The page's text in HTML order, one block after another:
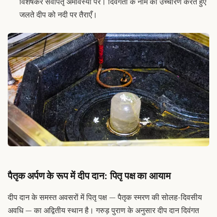
जलते दीप को नदी पर तैराएँ।
पैतृक अर्पण के रूप में दीप दान: पितृ पक्ष का आयाम
दीप दान के समस्त अवसरों मेंपितृ पक्ष — पैतृक स्मरण की सोलह-दिवसीय
अवधि — का अद्वितीय स्थान है। गरुड़ पुराण के अनुसार दीप दान दिवंगत